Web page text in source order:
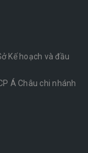
Kế hoạch và đầu
Á Châu chi nhánh